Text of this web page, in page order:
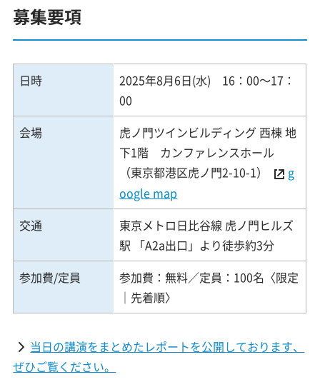
募集要項
日時
2025年8月6日(水) 16：00～17：
00
会場
虎ノ門ツインビルディング 西棟 地
下1階 カンファレンスホール
（東京都港区虎ノ門2-10-1）
g
oogle map
交通
東京メトロ日比谷線 虎ノ門ヒルズ
駅 「A2a出口」より徒歩約3分
参加費/定員
参加費：無料／定員：100名〈限定
│先着順〉
当日の講演をまとめたレポートを公開しております、
ぜひご覧ください。